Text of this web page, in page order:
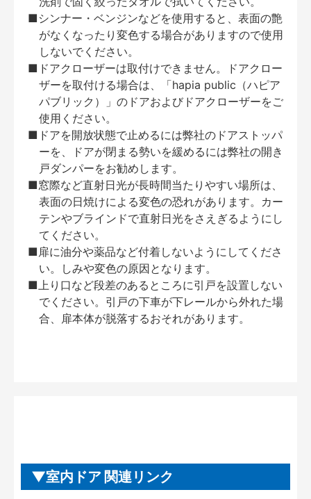
■シンナー・ベンジンなどを使用すると、表面の艶
がなくなったり変色する場合がありますので使用
しないでください。
■ドアクローザーは取付けできません。ドアクロー
ザーを取付ける場合は、「hapia public（ハピア
パブリック）」のドアおよびドアクローザーをご
使用ください。
■ドアを開放状態で止めるには弊社のドアストッパ
ーを、ドアが閉まる勢いを緩めるには弊社の開き
戸ダンパーをお勧めします。
■窓際など直射日光が長時間当たりやすい場所は、
表面の日焼けによる変色の恐れがあります。カー
テンやブラインドで直射日光をさえぎるようにし
てください。
■扉に油分や薬品など付着しないようにしてくださ
い。しみや変色の原因となります。
■上り口など段差のあるところに引戸を設置しない
でください。引戸の下車が下レールから外れた場
合、扉本体が脱落するおそれがあります。
室内ドア 関連リンク